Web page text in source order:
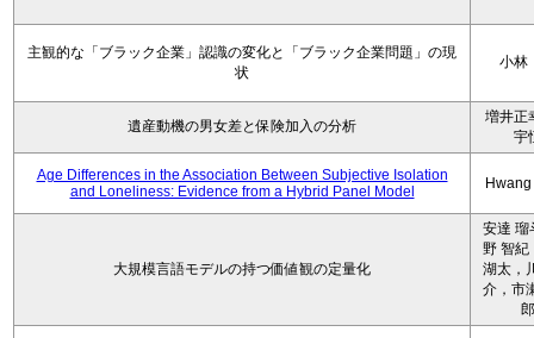
主観的な「ブラック企業」認識の変化と「ブラック企業問題」の現
状
小
遺産動機の男女差と保険加入の分析
増井正
宇
Age Differences in the Association Between Subjective Isolation
and Loneliness: Evidence from a Hybrid Panel Model
大規模言語モデルの持つ価値観の定量化
安達 瑠
野 智紀
湖太，
介，市
郎